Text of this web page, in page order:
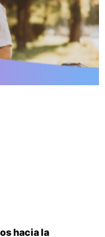
hacia la